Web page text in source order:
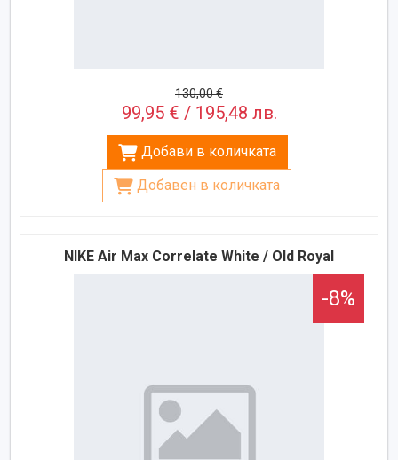
130,00 €
99,95 € / 195,48 лв.
Добави в количката
Добавен в количката
NIKE Air Max Correlate White / Old Royal
-8%